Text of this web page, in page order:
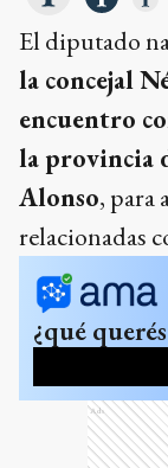
El diputado
la concejal
encuentro
la provincia
Alonso, para
relacionadas
¿qué
Ads